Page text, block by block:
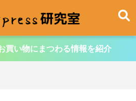
買い物にまつわる情報を紹介